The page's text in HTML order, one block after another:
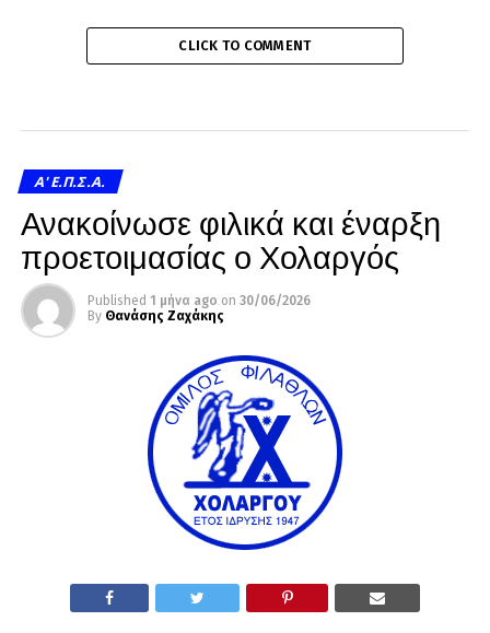
CLICK TO COMMENT
A' Ε.Π.Σ.Α.
Ανακοίνωσε φιλικά και έναρξη
προετοιμασίας ο Χολαργός
Published 1 μήνα ago on 30/06/2026
By Θανάσης Ζαχάκης